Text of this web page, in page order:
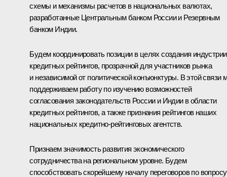
схемы и механизмы расчетов в национальных валютах,
разработанные Центральным банком России и Резервным
банком Индии.
Будем координировать позиции в целях создания индустрии
кредитных рейтингов, прозрачной для участников рынка
и независимой от политической конъюнктуры. В этой связи
поддерживаем работу по изучению возможностей
согласования законодательств России и Индии в области
кредитных рейтингов, а также признания рейтингов наших
национальных кредитно-рейтинговых агентств.
Признаем значимость развития экономического
сотрудничества на региональном уровне. Будем
способствовать скорейшему началу переговоров по вопросу